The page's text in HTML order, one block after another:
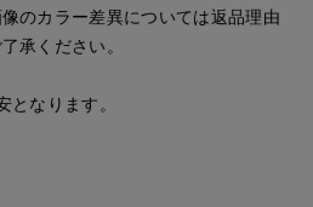
のカラー差異については返品理由
承ください。
となります。